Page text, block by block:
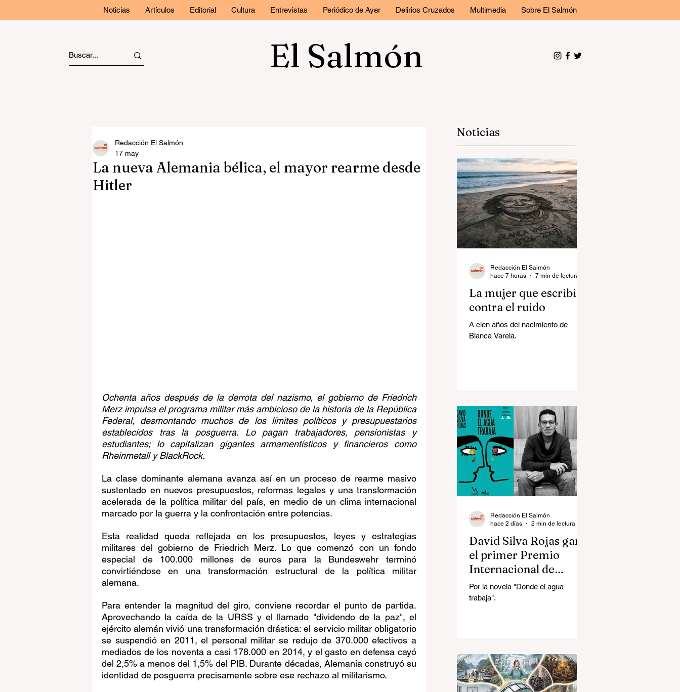
Noticias Artículos Editorial Cultura Entrevistas Periódico de Ayer Delirios Cruzados Multimedia Sobre El Salmón
El Salmón
La nueva Alemania bélica, el mayor rearme desde
Hitler
Redacción El Salmón
17 may
Ochenta años después de la derrota del nazismo, el gobierno de Friedrich
Merz impulsa el programa militar más ambicioso de la historia de la República
Federal, desmontando muchos de los límites políticos y presupuestarios
establecidos tras la posguerra. Lo pagan trabajadores, pensionistas y
estudiantes; lo capitalizan gigantes armamentísticos y financieros como
Rheinmetall y BlackRock.
La clase dominante alemana avanza así en un proceso de rearme masivo
sustentado en nuevos presupuestos, reformas legales y una transformación
acelerada de la política militar del país, en medio de un clima internacional
marcado por la guerra y la confrontación entre potencias.
Esta realidad queda reflejada en los presupuestos, leyes y estrategias
militares del gobierno de Friedrich Merz. Lo que comenzó con un fondo
especial de 100.000 millones de euros para la Bundeswehr terminó
convirtiéndose en una transformación estructural de la política militar
alemana.
Para entender la magnitud del giro, conviene recordar el punto de partida.
Aprovechando la caída de la URSS y el llamado "dividendo de la paz", el
ejército alemán vivió una transformación drástica: el servicio militar obligatorio
se suspendió en 2011, el personal militar se redujo de 370.000 efectivos a
mediados de los noventa a casi 178.000 en 2014, y el gasto en defensa cayó
del 2,5% a menos del 1,5% del PIB. Durante décadas, Alemania construyó su
identidad de posguerra precisamente sobre ese rechazo al militarismo.
Noticias
La mujer que escribió
contra el ruido
A cien años del nacimiento de
Blanca Varela.
Redacción El Salmón
hace 7 horas
7 min de lectura
David Silva Rojas ganó
el primer Premio
Internacional de
Novela Breve Almadía
Ventosa-Arrufat
Por la novela "Donde el agua
trabaja".
Redacción El Salmón
hace 2 días
2 min de lectura